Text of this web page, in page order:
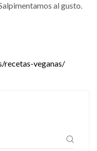
al gusto.
recetas-veganas/